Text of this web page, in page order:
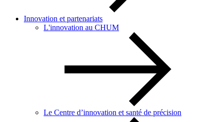
Innovation et partenariats
L'innovation au CHUM
Le Centre d’innovation et santé de précision